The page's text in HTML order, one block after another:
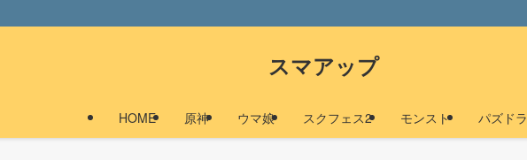
スマアップ
HOME 原神 ウマ娘 スクフェス2 モンスト パズドラ